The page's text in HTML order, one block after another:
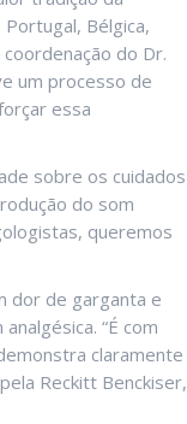
Bélgica,
do Dr.
um processo de
essa
sobre os cuidados
do som
queremos
dor de garganta e
“É com
claramente
Reckitt Benckiser,